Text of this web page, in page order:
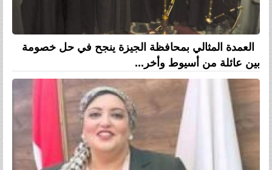
العمدة المثالي بمحافظة الجيزة ينجح في حل خصومة
بين عائلة من أسيوط وأخر...